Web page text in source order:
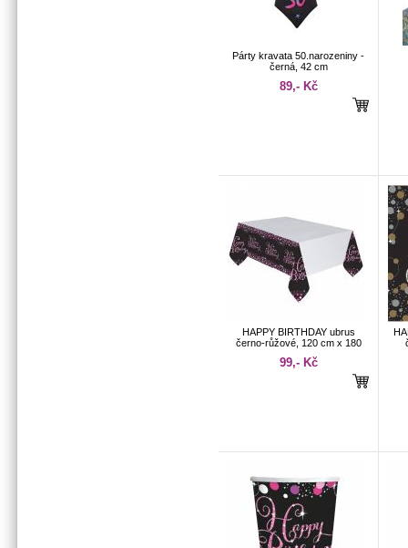
Párty kravata 50.narozeniny -
černá, 42 cm
89,- Kč
HAPPY BIRTHDAY ubrus
černo-růžové, 120 cm x 180
99,- Kč